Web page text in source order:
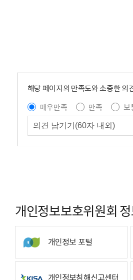
해당 페이지의 만족도와 소중한 의
매우만족
만족 보
개인정보보호위원회
개인정보 포털
개인정보침해신고센터